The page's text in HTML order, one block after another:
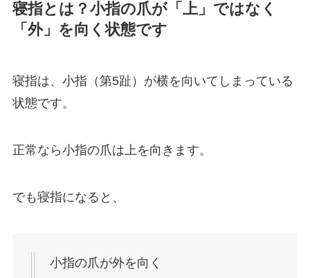
寝指とは？小指の爪が「上」ではなく
「外」を向く状態です
寝指は、小指（第5趾）が横を向いてしまっている
状態です。
正常なら小指の爪は上を向きます。
でも寝指になると、
小指の爪が外を向く